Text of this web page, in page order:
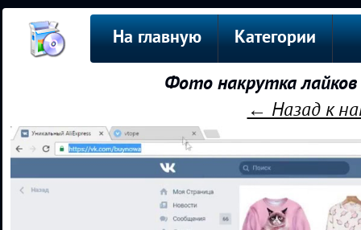
На главную Категории
Фото накрутка
← Назад к